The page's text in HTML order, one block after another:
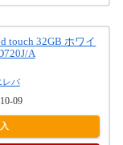
touch 32GB ホワイ
A
レバ
09